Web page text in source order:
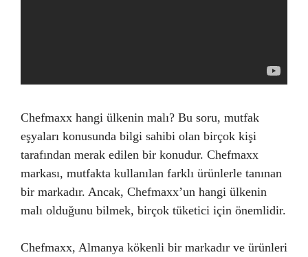
Chefmaxx hangi ülkenin malı? Bu soru, mutfak
eşyaları konusunda bilgi sahibi olan birçok kişi
tarafından merak edilen bir konudur. Chefmaxx
markası, mutfakta kullanılan farklı ürünlerle tanınan
bir markadır. Ancak, Chefmaxx’un hangi ülkenin
malı olduğunu bilmek, birçok tüketici için önemlidir.
Chefmaxx, Almanya kökenli bir markadır ve ürünleri